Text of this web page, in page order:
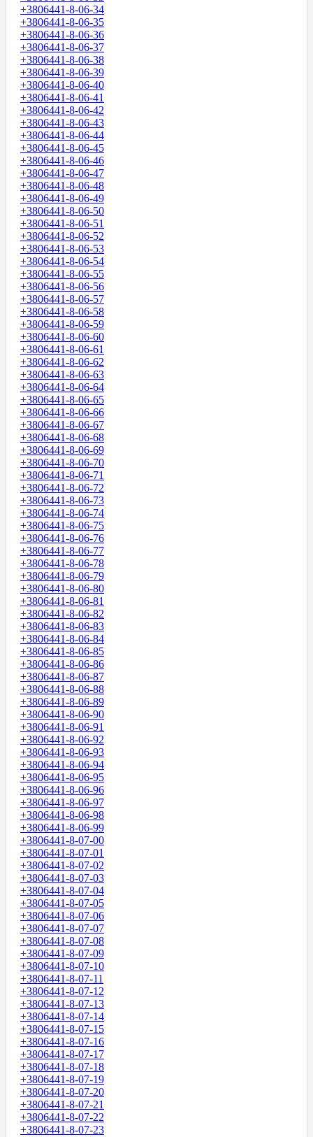
+3806441-8-06-34
+3806441-8-06-35
+3806441-8-06-36
+3806441-8-06-37
+3806441-8-06-38
+3806441-8-06-39
+3806441-8-06-40
+3806441-8-06-41
+3806441-8-06-42
+3806441-8-06-43
+3806441-8-06-44
+3806441-8-06-45
+3806441-8-06-46
+3806441-8-06-47
+3806441-8-06-48
+3806441-8-06-49
+3806441-8-06-50
+3806441-8-06-51
+3806441-8-06-52
+3806441-8-06-53
+3806441-8-06-54
+3806441-8-06-55
+3806441-8-06-56
+3806441-8-06-57
+3806441-8-06-58
+3806441-8-06-59
+3806441-8-06-60
+3806441-8-06-61
+3806441-8-06-62
+3806441-8-06-63
+3806441-8-06-64
+3806441-8-06-65
+3806441-8-06-66
+3806441-8-06-67
+3806441-8-06-68
+3806441-8-06-69
+3806441-8-06-70
+3806441-8-06-71
+3806441-8-06-72
+3806441-8-06-73
+3806441-8-06-74
+3806441-8-06-75
+3806441-8-06-76
+3806441-8-06-77
+3806441-8-06-78
+3806441-8-06-79
+3806441-8-06-80
+3806441-8-06-81
+3806441-8-06-82
+3806441-8-06-83
+3806441-8-06-84
+3806441-8-06-85
+3806441-8-06-86
+3806441-8-06-87
+3806441-8-06-88
+3806441-8-06-89
+3806441-8-06-90
+3806441-8-06-91
+3806441-8-06-92
+3806441-8-06-93
+3806441-8-06-94
+3806441-8-06-95
+3806441-8-06-96
+3806441-8-06-97
+3806441-8-06-98
+3806441-8-06-99
+3806441-8-07-00
+3806441-8-07-01
+3806441-8-07-02
+3806441-8-07-03
+3806441-8-07-04
+3806441-8-07-05
+3806441-8-07-06
+3806441-8-07-07
+3806441-8-07-08
+3806441-8-07-09
+3806441-8-07-10
+3806441-8-07-11
+3806441-8-07-12
+3806441-8-07-13
+3806441-8-07-14
+3806441-8-07-15
+3806441-8-07-16
+3806441-8-07-17
+3806441-8-07-18
+3806441-8-07-19
+3806441-8-07-20
+3806441-8-07-21
+3806441-8-07-22
+3806441-8-07-23